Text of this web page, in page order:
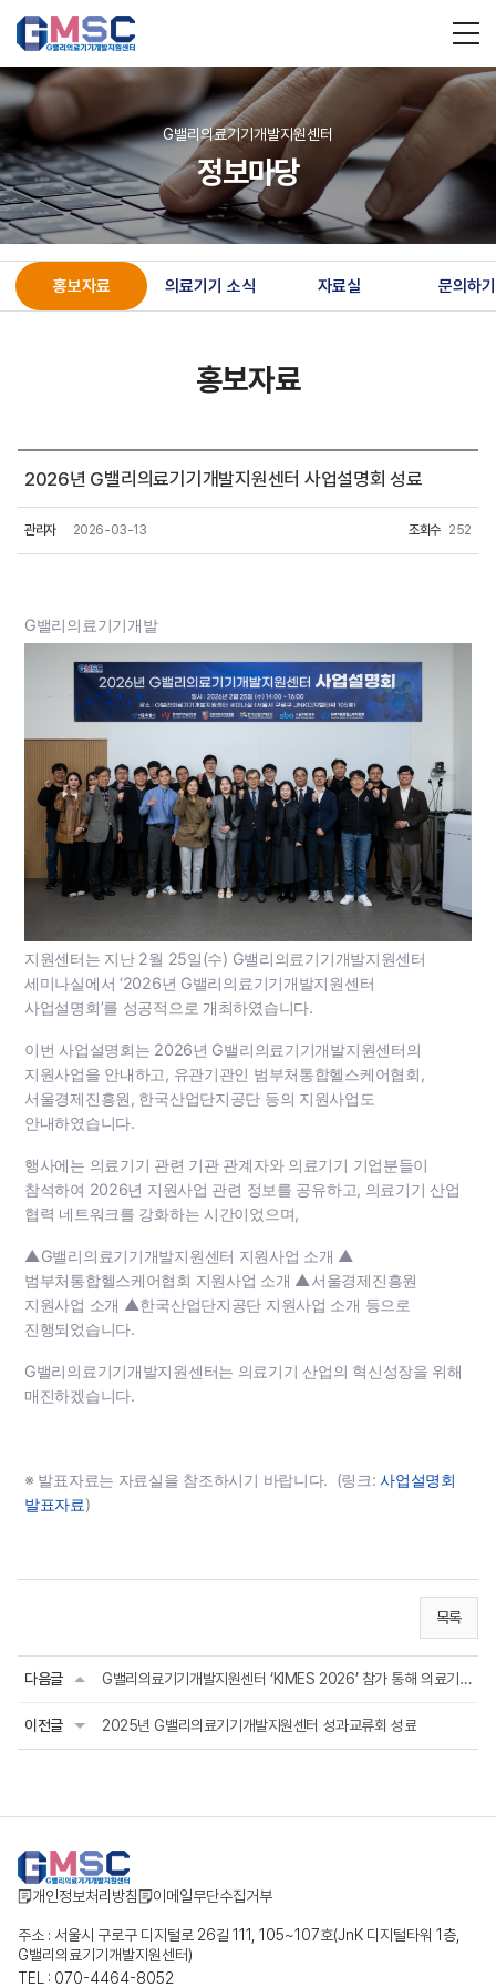
G밸리의료기기개발지원센터
정보마당
홍보자료 의료기기 소식 자료실 문의하기
홍보자료
2026년 G밸리의료기기개발지원센터 사업설명회 성료
관리자 2026-03-13 조회수 252
G밸리의료기기개발
지원센터는 지난 2월 25일(수) G밸리의료기기개발지원센터
세미나실에서 ‘2026년 G밸리의료기기개발지원센터
사업설명회’를 성공적으로 개최하였습니다.
이번 사업설명회는 2026년 G밸리의료기기개발지원센터의
지원사업을 안내하고, 유관기관인 범부처통합헬스케어협회,
서울경제진흥원, 한국산업단지공단 등의 지원사업도
안내하였습니다.
행사에는 의료기기 관련 기관 관계자와 의료기기 기업분들이
참석하여 2026년 지원사업 관련 정보를 공유하고, 의료기기 산업
협력 네트워크를 강화하는 시간이었으며,
▲G밸리의료기기개발지원센터 지원사업 소개 ▲
범부처통합헬스케어협회 지원사업 소개 ▲서울경제진흥원
지원사업 소개 ▲한국산업단지공단 지원사업 소개 등으로
진행되었습니다.
G밸리의료기기개발지원센터는 의료기기 산업의 혁신성장을 위해
매진하겠습니다.
※ 발표자료는 자료실을 참조하시기 바랍니다. (링크:사업설명회
발표자료)
목록
다음글 G밸리의료기기개발지원센터 ‘KIMES 2026’ 참가 통해 의료기기 기업 발굴 및 지원사업...
이전글 2025년 G밸리의료기기개발지원센터 성과교류회 성료
개인정보처리방침 이메일무단수집거부
주소 : 서울시 구로구 디지털로 26길 111, 105~107호(JnK 디지털타워 1층,
G밸리의료기기개발지원센터)
TEL : 070-4464-8052